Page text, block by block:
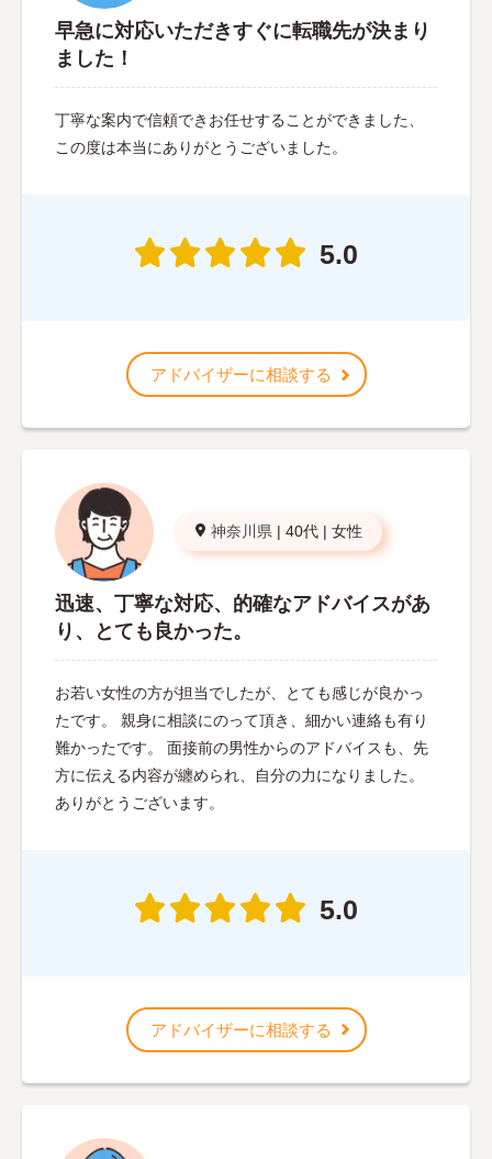
早急に対応いただきすぐに転職先が決まり
ました！
丁寧な案内で信頼できお任せすることができました、
この度は本当にありがとうございました。
5.0
アドバイザーに相談する
神奈川県 | 40代 | 女性
迅速、丁寧な対応、的確なアドバイスがあ
り、とても良かった。
お若い女性の方が担当でしたが、とても感じが良かっ
たです。 親身に相談にのって頂き、細かい連絡も有り
難かったです。 面接前の男性からのアドバイスも、先
方に伝える内容が纏められ、自分の力になりました。
ありがとうございます。
5.0
アドバイザーに相談する